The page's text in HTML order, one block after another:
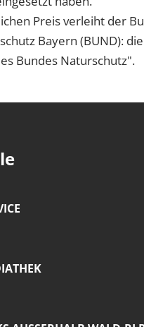
Preis verleiht der
Bayern (BUND):
Bundes Naturschutz".